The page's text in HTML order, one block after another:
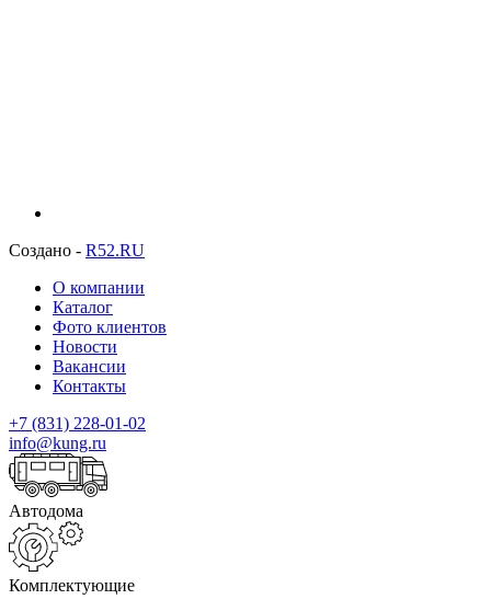
Создано - R52.RU
О компании
Каталог
Фото клиентов
Новости
Вакансии
Контакты
+7 (831) 228-01-02
info@kung.ru
Автодома
Комплектующие